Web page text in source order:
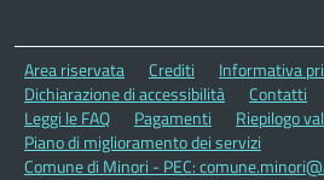
Area riservata Crediti Informativa
Dichiarazione di accessibilità
Contatti
Leggi le FAQ
Pagamenti
Riepilogo
Piano di miglioramento dei servizi
Comune di Minori - PEC: